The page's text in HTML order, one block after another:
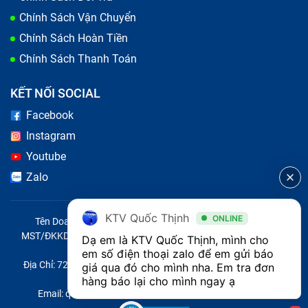
đi thay pin bạn cần hỏi rõ loại pin mà cơ sở sửa
chữa sử dụng để thay thế cho bạn để tránh trường
kiện.
Sau khi thay pin điện thoại, bạn có thể kiểm tra chất
lượng bằng cách:
Quan sát kỹ các khớp nối có hở không, mặt lưng có
Chính Sách Vận Chuyển
Chính Sách Hoàn Tiền
Chính Sách Thanh Toán
KẾT NỐI SOCIAL
Facebook
Instagram
Youtube
Zalo
Tên Doanh Nghiệp: CÔNG TY TNHH CITY ONE VIỆT NAM
MST/ĐKKD/QĐTL: 0316569346 do sở KHĐT TP.HCM cấp ngày
14/04/2023
Địa Chỉ: 721 Trường Chinh, Phường Tây Thạnh, Quận Tân Phú,
Thành phố Hồ Chí Minh, Việt Nam
Email: quoc@baohanhone.com | Điện Thoại: 18001236
KTV Quốc Thịnh ONLINE
Dạ em là KTV Quốc Thịnh, mình cho
em số điện thoại zalo để em gửi báo
giá qua đó cho mình nha. Em tra đơn
hàng báo lại cho mình ngay ạ